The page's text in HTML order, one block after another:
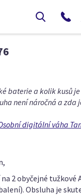
baterie a kolik kusů
není náročná a zda
digitální váha
na 2 obyčejné tužkové
Obsluha je